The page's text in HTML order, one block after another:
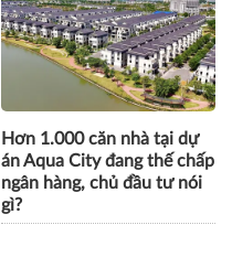
Hơn 1.000 căn nhà tại dự
án Aqua City đang thế chấp
ngân hàng, chủ đầu tư nói
gì?